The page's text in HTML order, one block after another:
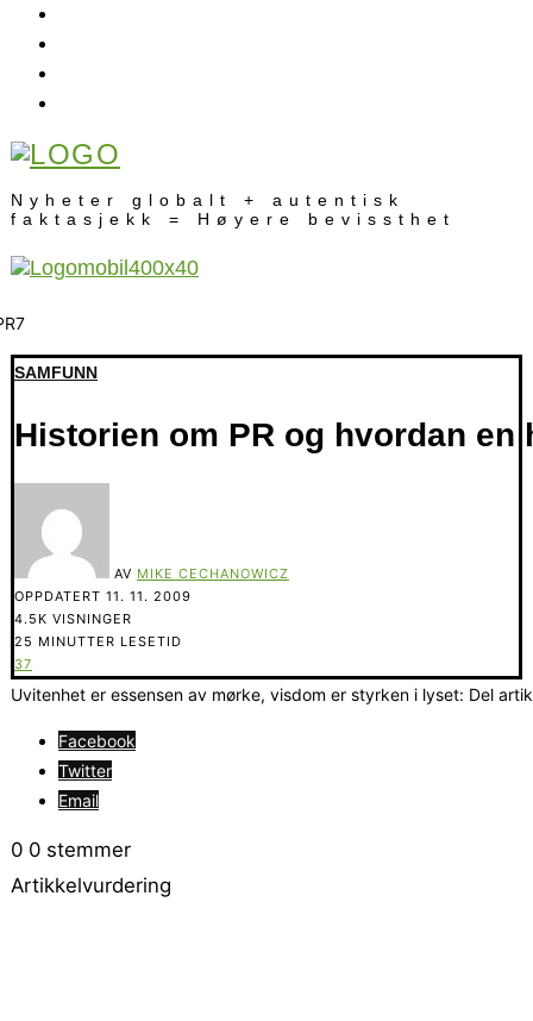
Nyheter globalt + autentisk
faktasjekk = Høyere bevissthet
SAMFUNN
Historien om PR og hvordan
AV MIKE CECHANOWICZ
OPPDATERT 11. 11. 2009
4.5K VISNINGER
25 MINUTTER LESETID
37
Uvitenhet er essensen av mørke, visdom er styrken i lyset: Del
Facebook
Twitter
Email
0 0 stemmer
Artikkelvurdering